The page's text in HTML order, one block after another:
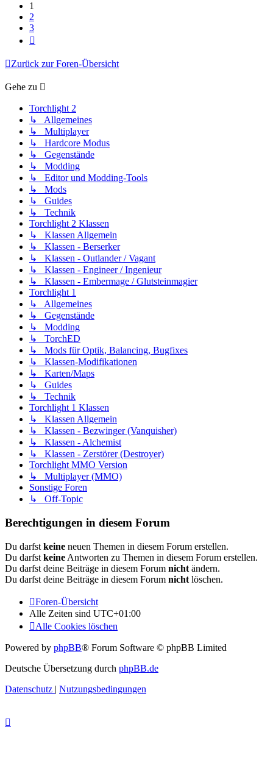
1
2
3
Zurück zur Foren-Übersicht
Gehe zu
Torchlight 2
↳ Allgemeines
↳ Multiplayer
↳ Hardcore Modus
↳ Gegenstände
↳ Modding
↳ Editor und Modding-Tools
↳ Mods
↳ Guides
↳ Technik
Torchlight 2 Klassen
↳ Klassen Allgemein
↳ Klassen - Berserker
↳ Klassen - Outlander / Vagant
↳ Klassen - Engineer / Ingenieur
↳ Klassen - Embermage / Glutsteinmagier
Torchlight 1
↳ Allgemeines
↳ Gegenstände
↳ Modding
↳ TorchED
↳ Mods für Optik, Balancing, Bugfixes
↳ Klassen-Modifikationen
↳ Karten/Maps
↳ Guides
↳ Technik
Torchlight 1 Klassen
↳ Klassen Allgemein
↳ Klassen - Bezwinger (Vanquisher)
↳ Klassen - Alchemist
↳ Klassen - Zerstörer (Destroyer)
Torchlight MMO Version
↳ Multiplayer (MMO)
Sonstige Foren
↳ Off-Topic
Berechtigungen in diesem Forum
Du darfst keine neuen Themen in diesem Forum erstellen.
Du darfst keine Antworten zu Themen in diesem Forum erstellen.
Du darfst deine Beiträge in diesem Forum nicht ändern.
Du darfst deine Beiträge in diesem Forum nicht löschen.
Foren-Übersicht
Alle Zeiten sind UTC+01:00
Alle Cookies löschen
Powered by phpBB® Forum Software © phpBB Limited
Deutsche Übersetzung durch phpBB.de
Datenschutz | Nutzungsbedingungen